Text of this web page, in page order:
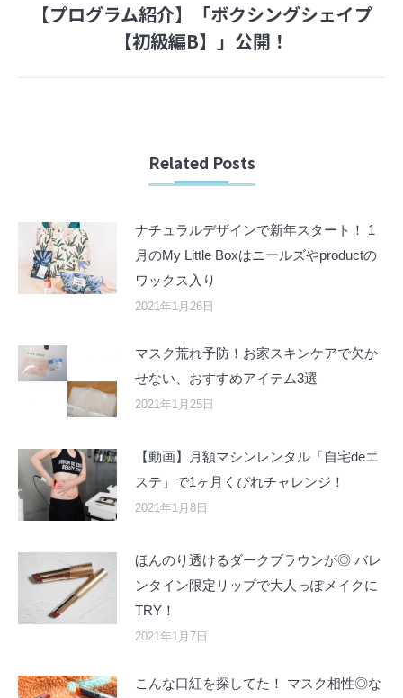
Next
post:
【プログラム紹介】「ボクシングシェイプ
【初級編B】」公開！
Related Posts
ナチュラルデザインで新年スタート！ 1
月のMy Little Boxはニールズやproductの
ワックス入り
2021年1月26日
マスク荒れ予防！お家スキンケアで欠か
せない、おすすめアイテム3選
2021年1月25日
【動画】月額マシンレンタル「自宅deエ
ステ」で1ヶ月くびれチャレンジ！
2021年1月8日
ほんのり透けるダークブラウンが◎ バレ
ンタイン限定リップで大人っぽメイクに
TRY！
2021年1月7日
こんな口紅を探してた！ マスク相性◎な